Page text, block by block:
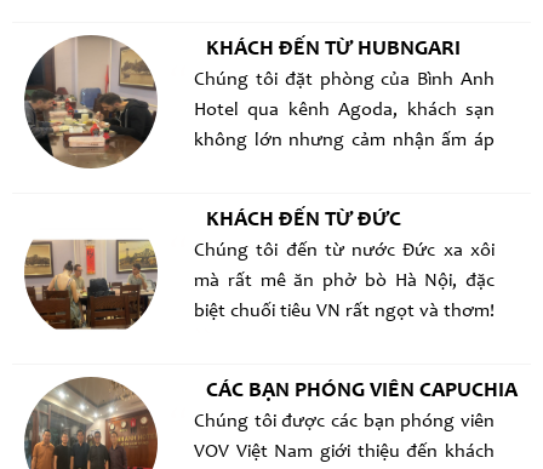
KHÁCH ĐẾN TỪ HUBNGARI
Chúng tôi đặt phòng của Bình Anh
Hotel qua kênh Agoda, khách sạn
không lớn nhưng cảm nhận ấm áp
ngon
KHÁCH ĐẾN TỪ ĐỨC
Chúng tôi đến từ nước Đức xa xôi
mà rất mê ăn phở bò Hà Nội, đặc
biệt chuối tiêu VN rất ngọt và thơm!
CÁC BẠN PHÓNG VIÊN CAPUCHIA
Chúng tôi được các bạn phóng viên
VOV Việt Nam giới thiệu đến khách